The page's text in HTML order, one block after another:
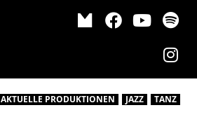
AKTUELLE PRODUKTIONEN JAZZ TANZ